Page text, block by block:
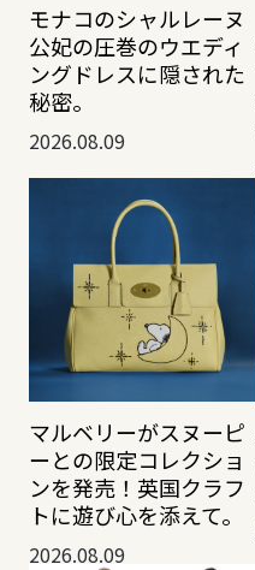
モナコのシャルレーヌ
公妃の圧巻のウエディ
ングドレスに隠された
秘密。
2026.08.09
マルベリーがスヌーピ
ーとの限定コレクショ
ンを発売！英国クラフ
トに遊び心を添えて。
2026.08.09